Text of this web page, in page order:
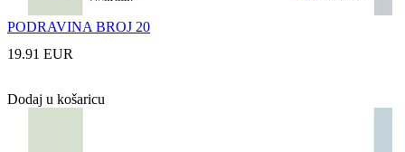
PODRAVINA BROJ 20
19.91 EUR
Dodaj u košaricu